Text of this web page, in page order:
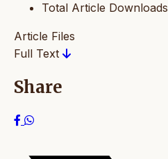
Total Article Downloads
Article Files
Full Text
Share